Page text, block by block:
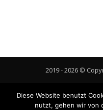
2019 - 2026 ©
Gastbeitrag veröffentlichen
Diese Website benutzt
nutzt, gehen wir von